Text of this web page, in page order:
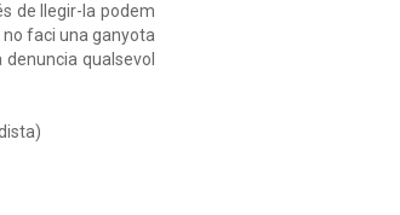
de llegir-la podem
faci una ganyota
qualsevol